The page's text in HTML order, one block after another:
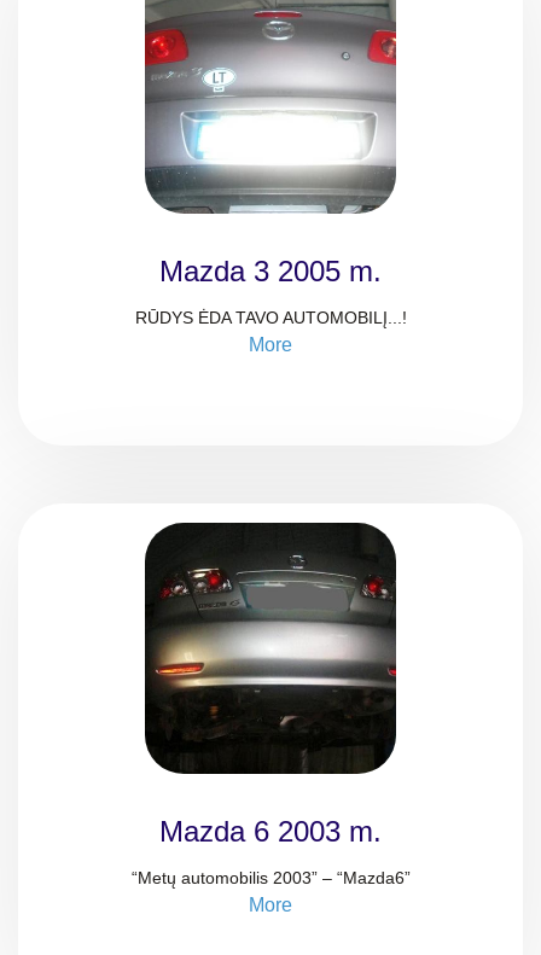
Mazda 3 2005 m.
RŪDYS ĖDA TAVO AUTOMOBILĮ...!
More
Mazda 6 2003 m.
“Metų automobilis 2003” – “Mazda6”
More